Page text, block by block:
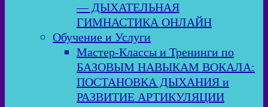
— ДЫХАТЕЛЬНАЯ
ГИМНАСТИКА ОНЛАЙН
Обучение и Услуги
Мастер-Классы и Тренинги по
БАЗОВЫМ НАВЫКАМ ВОКАЛА:
ПОСТАНОВКА ДЫХАНИЯ и
РАЗВИТИЕ АРТИКУЛЯЦИИ